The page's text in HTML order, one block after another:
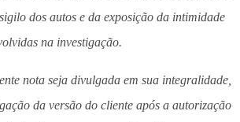
dos autos e da exposição da intimidade
na investigação.
nota seja divulgada em sua integralidade,
da versão do cliente após a autorização